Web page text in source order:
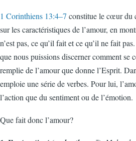
1 Corinthiens 13:4–7 constitue le cœur du
sur les caractéristiques de l’amour, en
n’est pas, ce qu’il fait et ce qu’il ne fait
que nous puissions discerner comment se
remplie de l’amour que donne l’Esprit.
emploie une série de verbes. Pour lui,
l’action que du sentiment ou de l’émotion.
Que fait donc l’amour?